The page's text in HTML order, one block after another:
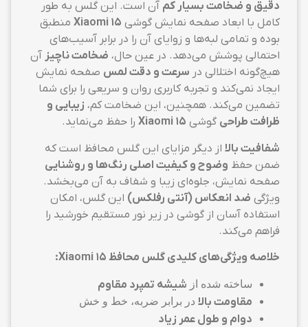
دقیق و ضخامت بسیار کم آن است. این گلس به طور
کامل با ابعاد صفحه نمایش گوشی Xiaomi 15 منطبق
بوده و تمامی لبه‌ها و زوایای آن را در برابر آسیب‌های
احتمالی پوشش می‌دهد. در عین حال، ضخامت ناچیز آن
هیچ‌گونه اختلالی در سرعت و دقت لمس صفحه نمایش
ایجاد نمی‌کند و تجربه کاربری روان و سریعی را برای شما
تضمین می‌کند. همچنین، این ضخامت کم، زیبایی و
ظرافت طراحی گوشی Xiaomi 15 را حفظ می‌نماید.
شفافیت بالا از دیگر مزایای این گلس محافظ است که
ضمن حفظ وضوح و کیفیت اصلی رنگ‌ها و روشنایی
صفحه نمایش، جلوه‌ای زیبا و شفاف به آن می‌بخشد.
ویژگی ضد انعکاس (آنتی رفلکس) این گلس، امکان
استفاده آسان از گوشی در زیر نور مستقیم خورشید را
فراهم می‌کند.
خلاصه ویژگی‌های کلیدی گلس محافظ Xiaomi 15:
ساخته شده از شیشه تمپرد مقاوم
مقاومت بالا در برابر ضربه، خط و خش
دوام و طول عمر زیاد